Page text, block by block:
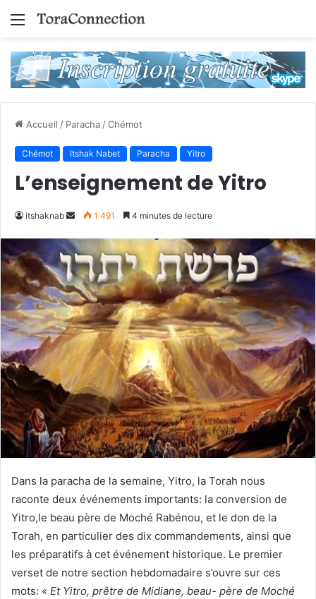
Menu
Accueil / Paracha /Chémot
Chémot Itshak Nabet Paracha Yitro
L’enseignement de Yitro
itshaknab
Envoyer
courriel
1 491 4 minutes de lecture
Dans la paracha de la semaine, Yitro, la Torah nous
raconte deux événements importants: la conversion de
Yitro,le beau père de Moché Rabénou, et le don de la
Torah, en particulier des dix commandements, ainsi que
les préparatifs à cet événement historique. Le premier
verset de notre section hebdomadaire s’ouvre sur ces
mots: « Et Yitro, prêtre de Midiane, beau- père de Moché